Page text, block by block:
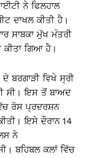
ਨੇ ਫਿਲਹਾਲ
ਦਾਖਲ ਕੀਤੀ ਹੈ।
ਸਾਬਕਾ ਮੁੱਖ ਮੰਤਰੀ
ਗਿਆ ਹੈ।
ਬਰਗਾੜੀ ਵਿਖੇ ਸ੍ਰੀ
ਸੀ। ਇਸ ਤੋਂ ਬਾਅਦ
ਰੋਸ ਪ੍ਰਦਰਸ਼ਨ
ਇਸੇ ਦੌਰਾਨ 14
ਨੇ
ਬਹਿਬਲ ਕਲਾਂ ਵਿੱਚ